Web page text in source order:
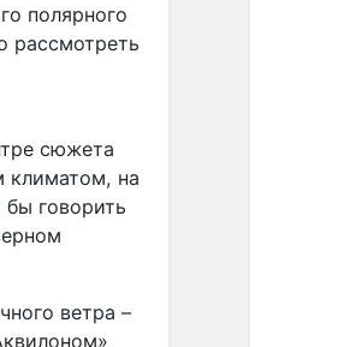
полярного
рассмотреть
сюжета
климатом, на
говорить
ветра –